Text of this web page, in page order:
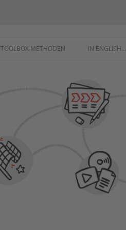
TOOLBOX METHODEN IN ENGLISH…